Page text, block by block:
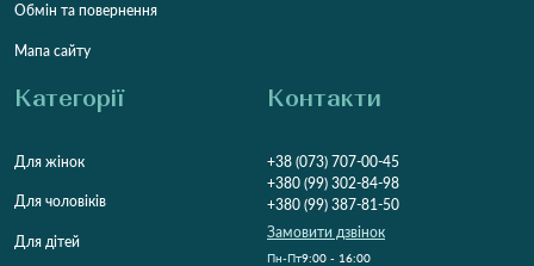
Обмін та повернення
Мапа сайту
Категорії
Для жінок
Для чоловіків
Для дітей
Контакти
+38 (073) 707-00-45
+380 (99) 302-84-98
+380 (99) 387-81-50
Замовити дзвінок
Пн-Пт9:00 - 16:00